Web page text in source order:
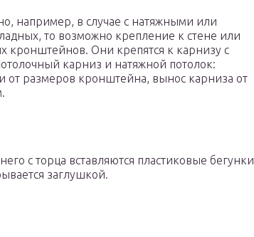
например, в случае с натяжными или
то возможно крепление к стене или
кронштейнов. Они крепятся к карнизу с
карниз и натяжной потолок:
от размеров кронштейна, вынос карниза от
с торца вставляются пластиковые бегунки
заглушкой.